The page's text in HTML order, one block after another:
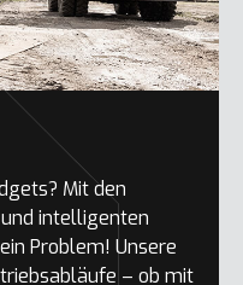
Mit den
intelligenten
Problem! Unsere
– ob mit